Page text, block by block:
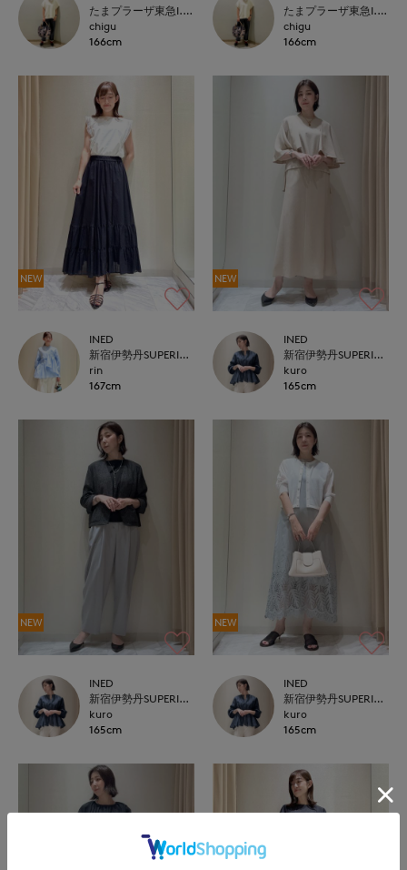
たまプラーザ東急I.T.'S.international
chigu
166cm
たまプラーザ東急I.T.'S.international
chigu
166cm
NEW
INED
新宿伊勢丹SUPERIOR CLOSET
rin
167cm
NEW
INED
新宿伊勢丹SUPERIOR CLOSET
kuro
165cm
NEW
INED
新宿伊勢丹SUPERIOR CLOSET
kuro
165cm
NEW
INED
新宿伊勢丹SUPERIOR CLOSET
kuro
165cm